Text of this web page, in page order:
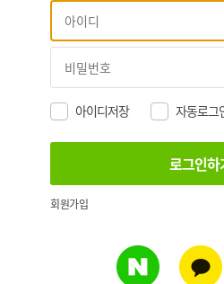
아이디저장 자동로그
회원가입